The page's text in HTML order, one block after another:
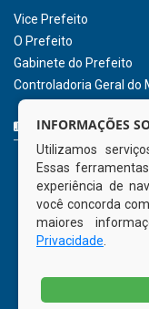
CNPJ: 01.596.018/
000
Atendimento:
(81) 98512-1231
Tamandaré - PE
INFORMAÇÕES
Utilizamos
Essas
experiência de
você concorda
maiores
Privacidade